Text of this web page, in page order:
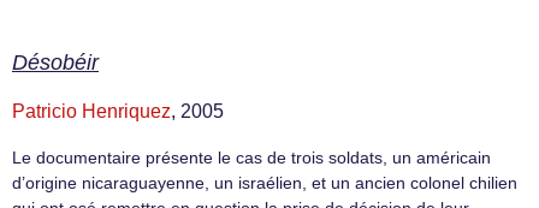
Désobéir
Patricio Henriquez, 2005
Le documentaire présente le cas de trois soldats, un américain
d’origine nicaraguayenne, un israélien, et un ancien colonel chilien